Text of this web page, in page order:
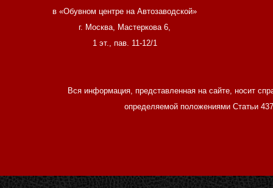
в «Обувном центре на Автозаводской»
г. Москва, Мастеркова 6,
1 эт., пав. 11-12/1
Вся информация, представленная на сайте, носит
определяемой положениями Статьи